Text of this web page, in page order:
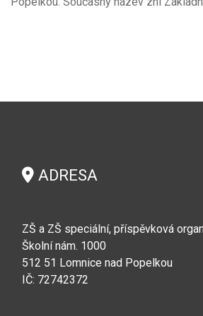
ADRESA
ZŠ a ZŠ speciální, příspěvková
Školní nám. 1000
512 51 Lomnice nad Popelkou
IČ: 72742372